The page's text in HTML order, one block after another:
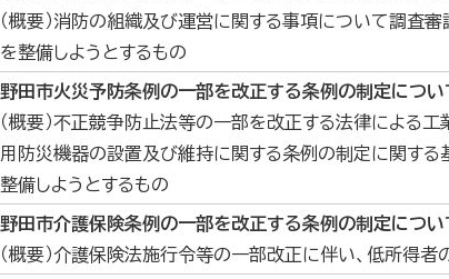
（概要）消防の組織及び運営に関する事項について調査
を整備しようとするもの
野田市火災予防条例の一部を改正する条例の制定につい
（概要）不正競争防止法等の一部を改正する法律による
用防災機器の設置及び維持に関する条例の制定に関す
整備しようとするもの
野田市介護保険条例の一部を改正する条例の制定につい
（概要）介護保険法施行令等の一部改正に伴い、低所得